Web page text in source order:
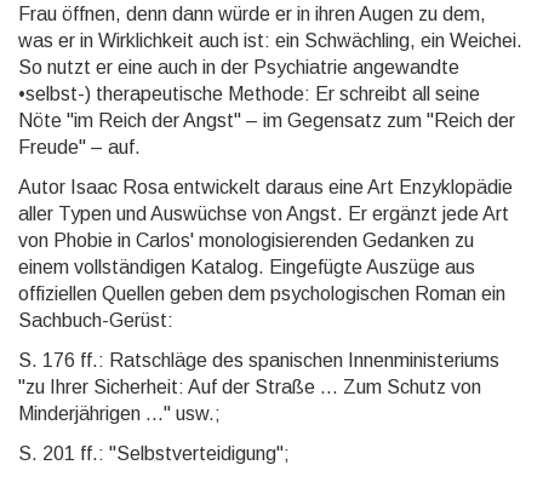
Frau öffnen, denn dann würde er in ihren Augen zu dem,
was er in Wirklichkeit auch ist: ein Schwächling, ein Weichei.
So nutzt er eine auch in der Psychiatrie angewandte
•selbst-) therapeutische Methode: Er schreibt all seine
Nöte "im Reich der Angst" – im Gegensatz zum "Reich der
Freude" – auf.
Autor Isaac Rosa entwickelt daraus eine Art Enzyklopädie
aller Typen und Auswüchse von Angst. Er ergänzt jede Art
von Phobie in Carlos' monologisierenden Gedanken zu
einem vollständigen Katalog. Eingefügte Auszüge aus
offiziellen Quellen geben dem psychologischen Roman ein
Sachbuch-Gerüst:
S. 176 ff.: Ratschläge des spanischen Innenministeriums
"zu Ihrer Sicherheit: Auf der Straße ... Zum Schutz von
Minderjährigen ..." usw.;
S. 201 ff.: "Selbstverteidigung";